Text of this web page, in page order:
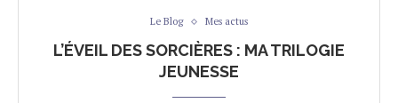
Le Blog Mes actus
L’ÉVEIL DES SORCIÈRES : MA TRILOGIE
JEUNESSE